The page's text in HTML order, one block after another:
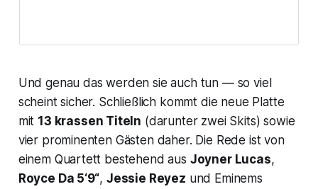
Und genau das werden sie auch tun — so viel
scheint sicher. Schließlich kommt die neue Platte
mit 13 krassen Titeln (darunter zwei Skits) sowie
vier prominenten Gästen daher. Die Rede ist von
einem Quartett bestehend aus Joyner Lucas,
Royce Da 5‘9‘‘, Jessie Reyez und Eminems